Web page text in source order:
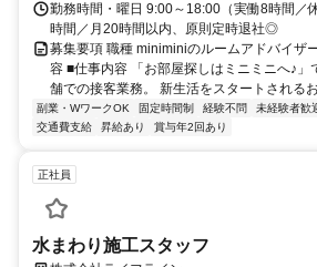
勤務時間・曜日 9:00～18:00（実働8時間／
時間／月20時間以内、原則定時退社◎
募集要項 職種 miniminiのルームアドバイザ
容 ■仕事内容 「お部屋探しはミニミニへ♪
舗での接客業務。 新生活をスタートされる
副業・WワークOK 固定時間制 経験不問 未経験者歓
交通費支給
昇給あり 賞与年2回あり
正社員
水まわり施工スタッフ